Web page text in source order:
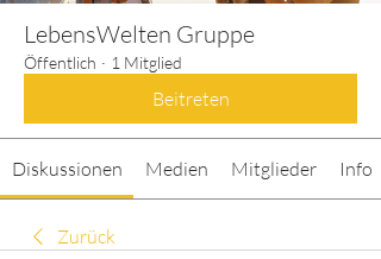
LebensWelten Gruppe
Öffentlich · 1 Mitglied
Beitreten
Diskussionen Medien Mitglieder Info
Zurück